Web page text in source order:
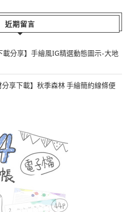
近期留言
載分享】手繪風IG精選動態圖示-大地
分享下載】秋季森林 手繪簡約線條便